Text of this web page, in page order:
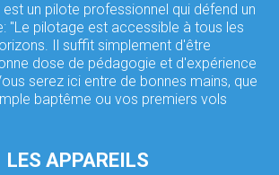
un pilote professionnel qui défend un
"Le pilotage est accessible à tous les
Il suffit simplement d'être
dose de pédagogie et d'expérience
serez ici entre de bonnes mains, que
baptême ou vos premiers vols
LES APPAREILS